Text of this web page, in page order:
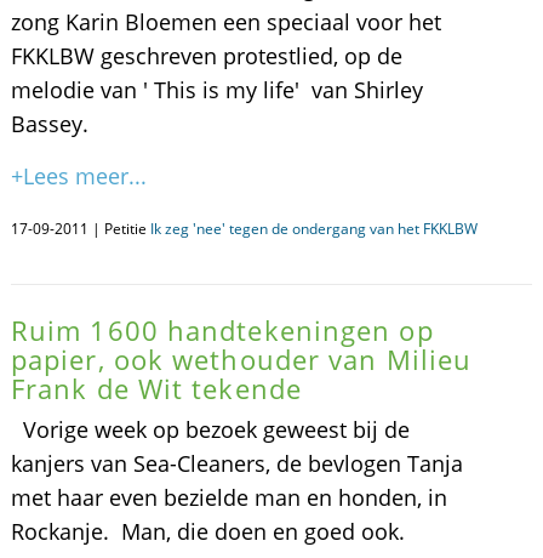
zong Karin Bloemen een speciaal voor het
FKKLBW geschreven protestlied, op de
melodie van ' This is my life' van Shirley
Bassey.
+Lees meer...
17-09-2011 | Petitie Ik zeg 'nee' tegen de ondergang van het FKKLBW
Ruim 1600 handtekeningen op
papier, ook wethouder van Milieu
Frank de Wit tekende
Vorige week op bezoek geweest bij de
kanjers van Sea-Cleaners, de bevlogen Tanja
met haar even bezielde man en honden, in
Rockanje. Man, die doen en goed ook.